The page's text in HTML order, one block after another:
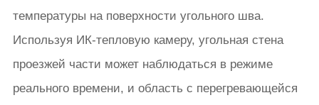
температуры на поверхности угольного шва.
Используя ИК-тепловую камеру, угольная стена
проезжей части может наблюдаться в режиме
реального времени, и область с перегревающейся